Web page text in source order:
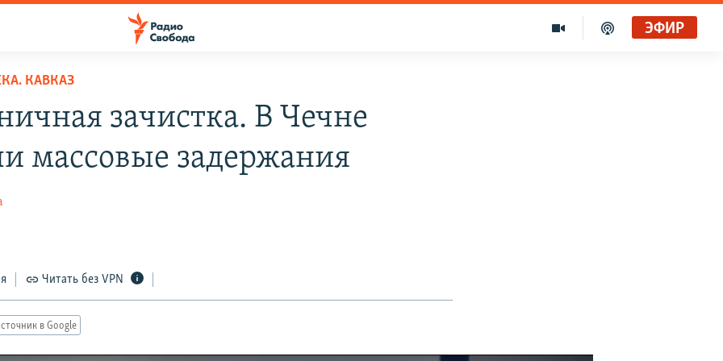
ЭФИР
КАВКАЗ
зачистка. В Чечне
массовые задержания
Читать без VPN
в Google